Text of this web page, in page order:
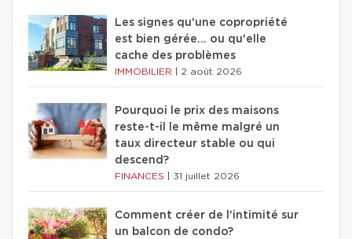
Les signes qu'une copropriété
est bien gérée… ou qu'elle
cache des problèmes
IMMOBILIER 2 août 2026
Pourquoi le prix des maisons
reste-t-il le même malgré un
taux directeur stable ou qui
descend?
FINANCES 31 juillet 2026
Comment créer de l'intimité sur
un balcon de condo?